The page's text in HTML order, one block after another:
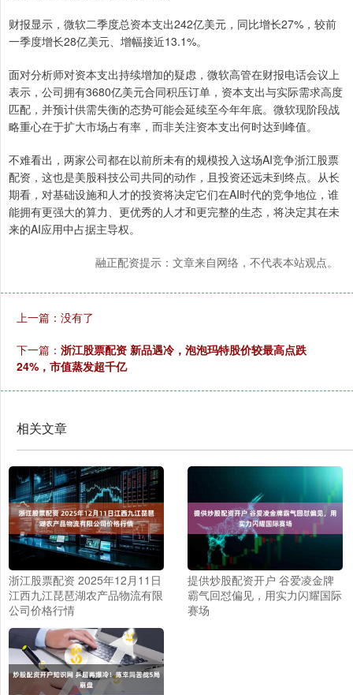
财报显示，微软二季度总资本支出242亿美元，同比增长27%，较前
一季度增长28亿美元、增幅接近13.1%。
面对分析师对资本支出持续增加的疑虑，微软高管在财报电话会议上
表示，公司拥有3680亿美元合同积压订单，资本支出与实际需求高度
匹配，并预计供需失衡的态势可能会延续至今年年底。微软现阶段战
略重心在于扩大市场占有率，而非关注资本支出何时达到峰值。
不难看出，两家公司都在以前所未有的规模投入这场AI竞争浙江股票
配资，这也是美股科技公司共同的动作，且投资还远未到终点。从长
期看，对基础设施和人才的投资将决定它们在AI时代的竞争地位，谁
能拥有更强大的算力、更优秀的人才和更完整的生态，将决定其在未
来的AI应用中占据主导权。
融正配资提示：文章来自网络，不代表本站观点。
上一篇：没有了
下一篇： 浙江股票配资 新品遇冷，泡泡玛特股价较最高点跌
24%，市值蒸发超千亿
相关文章
浙江股票配资 2025年12月11日
江西九江琵琶湖农产品物流有限
公司价格行情
提供炒股配资开户 谷爱凌金牌
霸气回怼偏见，用实力闪耀国际
赛场